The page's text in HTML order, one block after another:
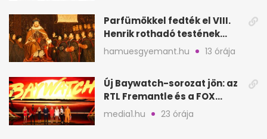
Parfümökkel fedték el VIII.
Henrik rothadó testének
szagát
hamuesgyemant.hu 13 órája
Új Baywatch-sorozat jön: az
RTL Fremantle és a FOX
készíti
media1.hu 23 órája